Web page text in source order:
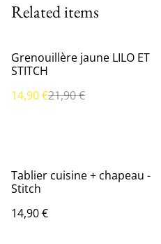
Related items
%
Grenouillère jaune LILO ET
STITCH
14,90 €21,90 €
Tablier cuisine + chapeau -
Stitch
14,90 €